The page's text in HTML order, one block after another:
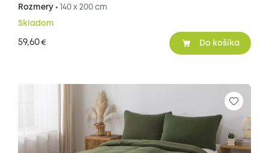
Rozmery • 140 x 200 cm
Skladom
59,60€ Do košíka